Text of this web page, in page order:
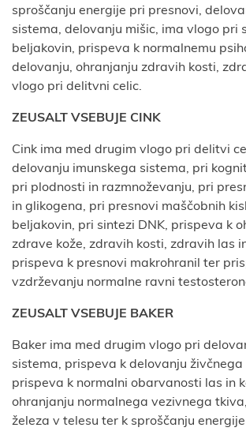
sproščanju energije pri presnovi,
sistema, delovanju mišic, ima vlogo pri
beljakovin, prispeva k normalnemu
delovanju, ohranjanju zdravih kosti,
vlogo pri delitvni celic.
ZEUSALT VSEBUJE CINK
Cink ima med drugim vlogo pri delitvi
delovanju imunskega sistema, pri
pri plodnosti in razmnoževanju, pri
in glikogena, pri presnovi maščobnih
beljakovin, pri sintezi DNK, prispeva k
zdrave kože, zdravih kosti, zdravih las
prispeva k presnovi makrohranil ter
vzdrževanju normalne ravni
ZEUSALT VSEBUJE BAKER
Baker ima med drugim vlogo pri
sistema, prispeva k delovanju živčnega
prispeva k normalni obarvanosti las in
ohranjanju normalnega vezivnega
železa v telesu ter k sproščanju